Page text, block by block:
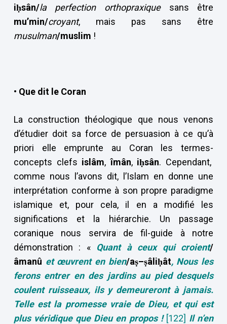
iḥsân/la perfection orthopraxiquesans être
mu’min/croyant, mais pas sans être
musulman/muslim !
• Que dit le Coran
La construction théologique que nous venons
d’étudier doit sa force de persuasion à ce qu’à
priori elle emprunte au Coran les termes-
concepts clefs islâm,îmân, iḥsân. Cependant,
comme nous l’avons dit, l’Islam en donne une
interprétation conforme à son propre paradigme
islamique et, pour cela, il en a modifié les
significations et la hiérarchie. Un passage
coranique nous servira de fil-guide à notre
démonstration : « Quant à ceux qui croient/
âmanû et œuvrent en bien/aṣ–ṣâliḥât, Nous les
ferons entrer en des jardins au pied desquels
coulent ruisseaux, ils y demeureront à jamais.
Telle est la promesse vraie de Dieu, et qui est
plus véridique que Dieu en propos ! [122] Il n’en